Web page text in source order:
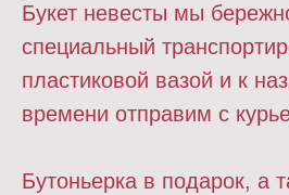
Букет невесты мы
специальный
пластиковой вазой и к
времени отправим с
Бутоньерка в подарок, а